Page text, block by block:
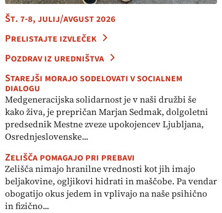
Št. 7-8, julij/avgust 2026
Prelistajte izvleček
Pozdrav iz uredništva
Starejši morajo sodelovati v socialnem
dialogu
Medgeneracijska solidarnost je v naši družbi še
kako živa, je prepričan Marjan Sedmak, dolgoletni
predsednik Mestne zveze upokojencev Ljubljana,
Osrednjeslovenske...
Zelišča pomagajo pri prebavi
Zelišča nimajo hranilne vrednosti kot jih imajo
beljakovine, ogljikovi hidrati in maščobe. Pa vendar
obogatijo okus jedem in vplivajo na naše psihično
in fizično...